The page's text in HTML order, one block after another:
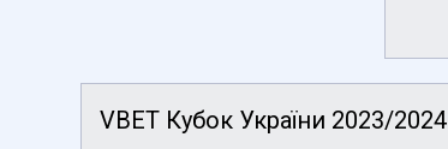
VBET Кубок України 2023/2024